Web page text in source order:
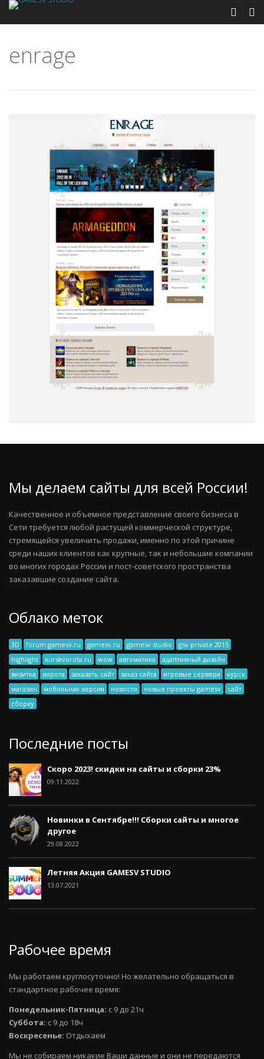
enrage
Мы делаем сайты для всей России!
Качественное и объемное представление своего бизнеса в
Сети требуется любой растущей коммерческой структуре,
стремящейся увеличить продажи, именно по этой причине
среди наших клиентов как крупные, так и небольшие компании
во многих городах России и пост-советского пространства
заказавшие создание сайта.
Облако меток
3D forum.gamesv.ru gamesv.ru gamesv studio
gsv private 2015
highlight
kurskvorota.ru wow автоматика
адаптивный дизайн
визитка
ворота заказать сайт заказ сайта игровые сервера
курск
магазин
мобильная версия новости новые проекты gamesv
сайт
сборку
Последние посты
Скоро 2023! скидки на сайты и сборки 23%
09.11.2022
Новинки в Сентябре!!! Сборки сайты и многое
другое
29.08.2022
Летняя Акция GAMESV STUDIO
13.07.2021
Рабочее время
Мы работаем круглосуточно! Но желательно обращаться в
стандартное рабочее время:
Понедельник-Пятница: с 9 до 21ч
Суббота: с 9 до 18ч
Воскресенье: Отдыхаем
Мы не собираем никакие Ваши данные и они не передаются